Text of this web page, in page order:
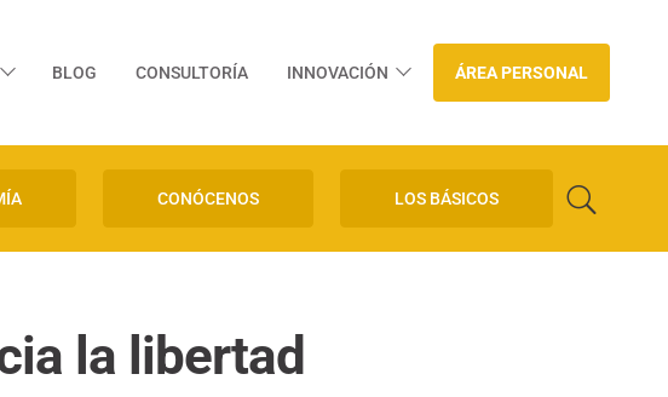
BLOG CONSULTORÍA INNOVACIÓN ÁREA PERSONAL
CONÓCENOS LOS BÁSICOS
la libertad